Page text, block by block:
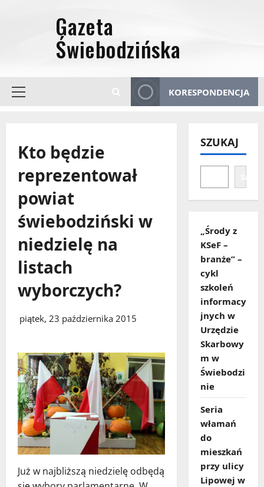
Menu
KORESPONDENCJA
Kto będzie
reprezentował
powiat
świebodziński w
niedzielę na
listach
wyborczych?
piątek, 23 października 2015
Już w najbliższą niedzielę odbędą
SZUKAJ
„Środy z
KSeF –
branże” –
cykl
szkoleń
informacy
jnych w
Urzędzie
Skarbowy
m w
Świebodzi
nie
Seria
włamań
do
mieszkań
przy ulicy
Lipowej w